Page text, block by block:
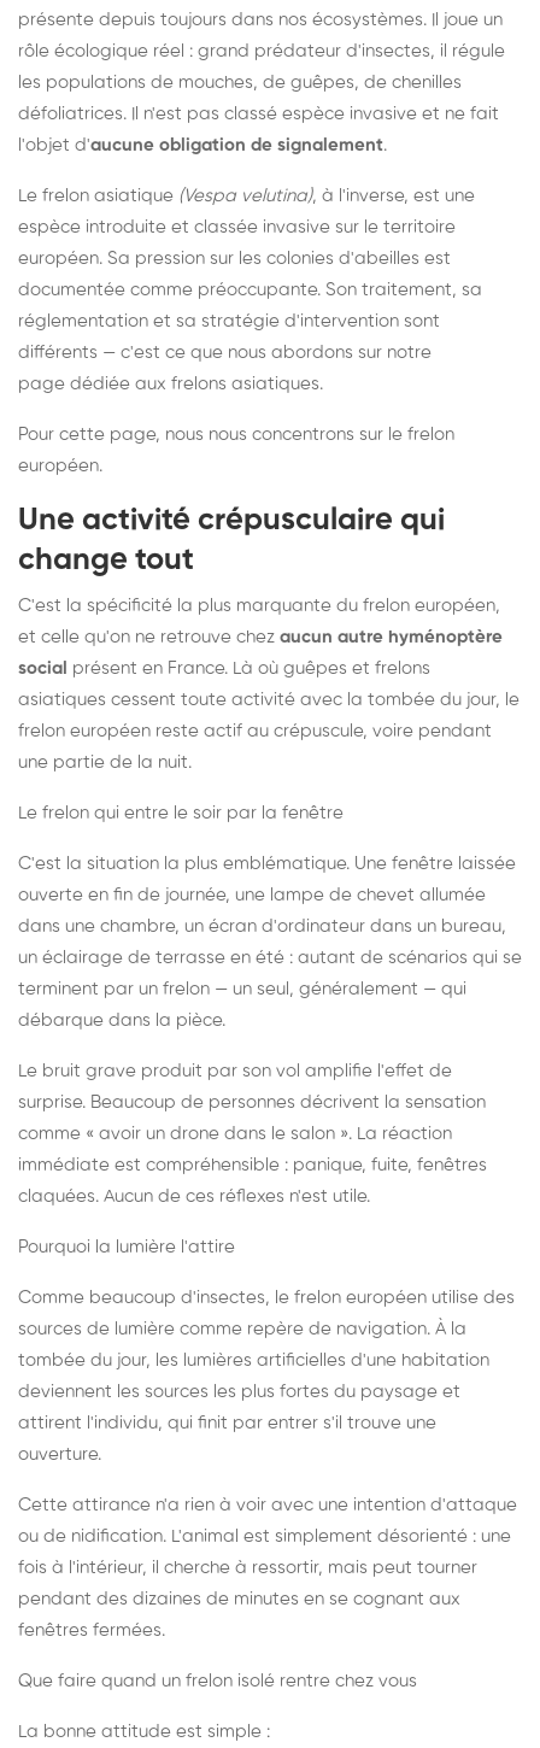
présente depuis toujours dans nos écosystèmes. Il joue un
rôle écologique réel : grand prédateur d'insectes, il régule
les populations de mouches, de guêpes, de chenilles
défoliatrices. Il n'est pas classé espèce invasive et ne fait
l'objet d'aucune obligation de signalement.
Le frelon asiatique (Vespa velutina), à l'inverse, est une
espèce introduite et classée invasive sur le territoire
européen. Sa pression sur les colonies d'abeilles est
documentée comme préoccupante. Son traitement, sa
réglementation et sa stratégie d'intervention sont
différents — c'est ce que nous abordons sur notre
page dédiée aux frelons asiatiques.
Pour cette page, nous nous concentrons sur le frelon
européen.
Une activité crépusculaire qui
change tout
C'est la spécificité la plus marquante du frelon européen,
et celle qu'on ne retrouve chez aucun autre hyménoptère
social présent en France. Là où guêpes et frelons
asiatiques cessent toute activité avec la tombée du jour, le
frelon européen reste actif au crépuscule, voire pendant
une partie de la nuit.
Le frelon qui entre le soir par la fenêtre
C'est la situation la plus emblématique. Une fenêtre laissée
ouverte en fin de journée, une lampe de chevet allumée
dans une chambre, un écran d'ordinateur dans un bureau,
un éclairage de terrasse en été : autant de scénarios qui se
terminent par un frelon — un seul, généralement — qui
débarque dans la pièce.
Le bruit grave produit par son vol amplifie l'effet de
surprise. Beaucoup de personnes décrivent la sensation
comme « avoir un drone dans le salon ». La réaction
immédiate est compréhensible : panique, fuite, fenêtres
claquées. Aucun de ces réflexes n'est utile.
Pourquoi la lumière l'attire
Comme beaucoup d'insectes, le frelon européen utilise des
sources de lumière comme repère de navigation. À la
tombée du jour, les lumières artificielles d'une habitation
deviennent les sources les plus fortes du paysage et
attirent l'individu, qui finit par entrer s'il trouve une
ouverture.
Cette attirance n'a rien à voir avec une intention d'attaque
ou de nidification. L'animal est simplement désorienté : une
fois à l'intérieur, il cherche à ressortir, mais peut tourner
pendant des dizaines de minutes en se cognant aux
fenêtres fermées.
Que faire quand un frelon isolé rentre chez vous
La bonne attitude est simple :